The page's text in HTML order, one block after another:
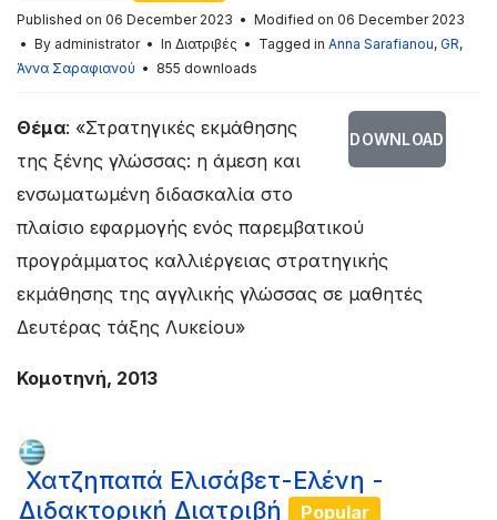
Published on 06 December 2023
Modified on 06 December 2023
By administrator In Διατριβές Tagged in Anna Sarafianou, GR,
Άννα Σαραφιανού
855 downloads
DOWNLOAD
Θέμα: «Στρατηγικές εκμάθησης
της ξένης γλώσσας: η άμεση και
ενσωματωμένη διδασκαλία στο
πλαίσιο εφαρμογής ενός παρεμβατικού
προγράμματος καλλιέργειας στρατηγικής
εκμάθησης της αγγλικής γλώσσας σε μαθητές
Δευτέρας τάξης Λυκείου»
Κομοτηνή, 2013
Χατζηπαπά Ελισάβετ-Ελένη -
Διδακτορική Διατριβή
Popular